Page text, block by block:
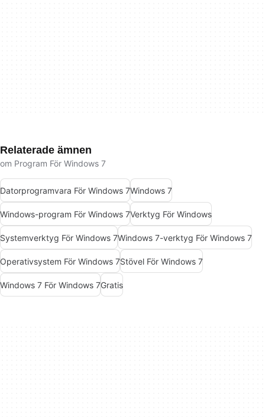
Relaterade ämnen
om Program För Windows 7
Datorprogramvara För Windows 7Windows 7
Windows-program För Windows 7Verktyg För Windows
Systemverktyg För Windows 7Windows 7-verktyg För Windows 7
Operativsystem För Windows 7Stövel För Windows 7
Windows 7 För Windows 7Gratis